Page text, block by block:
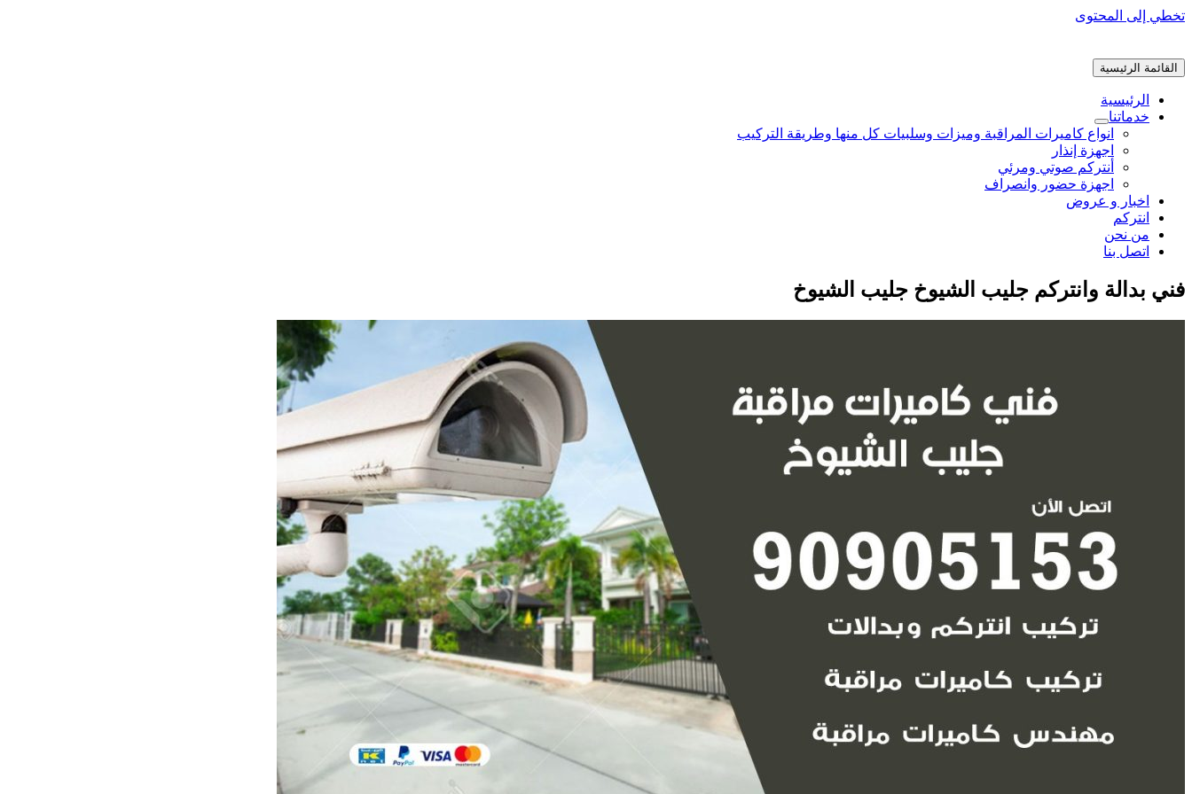
تخطي إلى المحتوى
القائمة الرئيسية
الرئيسية
خدماتنا
انواع كاميرات المراقبة وميزات وسلبيات كل منها وطريقة التركيب
اجهزة إنذار
أنتركم صوتي ومرئي
اجهزة حضور وانصراف
اخبار و عروض
انتركم
من نحن
اتصل بنا
فني بدالة وانتركم جليب الشيوخ جليب الشيوخ